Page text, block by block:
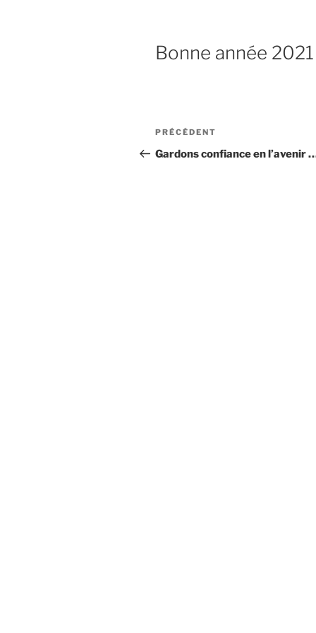
Bonne année
Navigation
de
Article
précédent
PRÉCÉDENT
Gardons confiance en l’avenir